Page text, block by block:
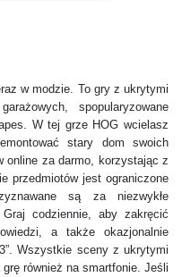
w modzie. To gry z ukrytymi
spopularyzowane
W tej grze HOG wcielasz
stary dom swoich
online za darmo, korzystając z
przedmiotów jest ograniczone
są za niezwykłe
codziennie, aby zakręcić
a także okazjonalnie
Wszystkie sceny z ukrytymi
również na smartfonie. Jeśli